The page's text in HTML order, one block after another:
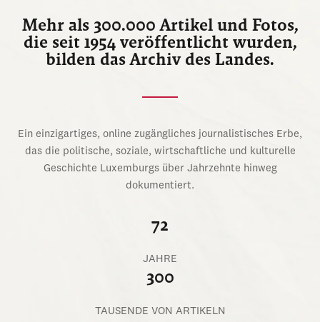
Mehr als 300.000 Artikel und Fotos,
die seit 1954 veröffentlicht wurden,
bilden das Archiv des Landes.
Ein einzigartiges, online zugängliches journalistisches Erbe,
das die politische, soziale, wirtschaftliche und kulturelle
Geschichte Luxemburgs über Jahrzehnte hinweg
dokumentiert.
72
JAHRE
300
TAUSENDE VON ARTIKELN